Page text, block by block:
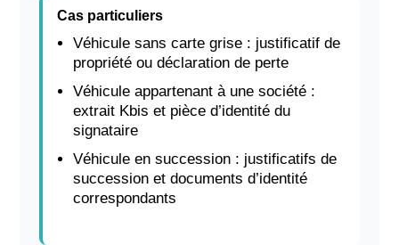
Cas particuliers
Véhicule sans carte grise : justificatif de
propriété ou déclaration de perte
Véhicule appartenant à une société :
extrait Kbis et pièce d’identité du
signataire
Véhicule en succession : justificatifs de
succession et documents d’identité
correspondants